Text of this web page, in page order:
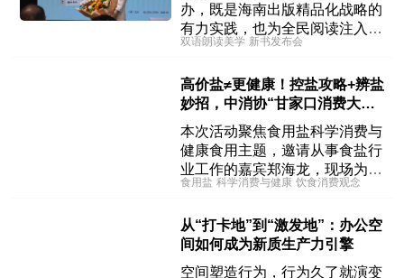
办，既是海南出版精品化战略的
有力实践，也为全民阅读注入了
新的审美维度。
双语朗读美学 新书发布会
高价盐≠更健康！控盐攻略+辨盐
妙招，中消协“甘家口消费大讲
堂”科普干货
本次活动聚焦食用盐科学消费与
健康食用主题，邀请从事食盐行
业工作的嘉宾郑海龙，现场为消
费者讲解选盐、用盐、辨盐、储
导大众树立理性健康的饮食消费
观念。
食用盐 科学消费与健康 饮食消费观念
从“打卡地”到“激发地”：办公空
间如何成为新质生产力引擎
空间塑造行为，行为久了就演变